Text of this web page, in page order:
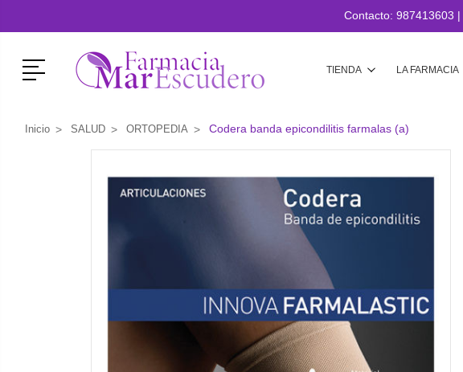
Contacto: 987413603 |
Menú TIENDA LA FARMACIA
Inicio SALUD ORTOPEDIA Codera banda epicondilitis farmalas (a)